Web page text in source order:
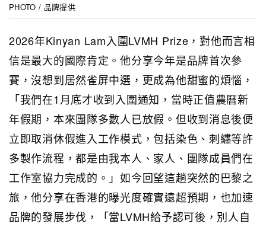
PHOTO / 品牌提供
2026年Kinyan Lam入圍LVMH Prize，對他而言相
信是最大的國際肯定。他分享今年是品牌首次參
賽，沒想到居然雀屏中選，更成為他甜蜜的煩惱，
「我們在1月底才收到入圍通知，當時正值農曆新
年假期，本來團隊多數人已放假。但收到消息後便
立即取消休假進入工作模式，包括染色、刺繡等許
多製作流程，都是由我本人、家人、團隊成員們在
工作室協力完成的。」如今回望這趟突然的巴黎之
旅，他分享在香港的曝光度確實遠超預期，也加速
品牌的發展步伐，「當LVMH給予認可後，別人自